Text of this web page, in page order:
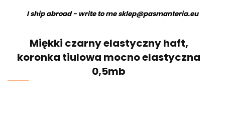
I ship abroad - write to mesklep@pasmanteria.eu
Miękki czarny elastyczny haft,
koronka tiulowa mocno elastyczna
0,5mb